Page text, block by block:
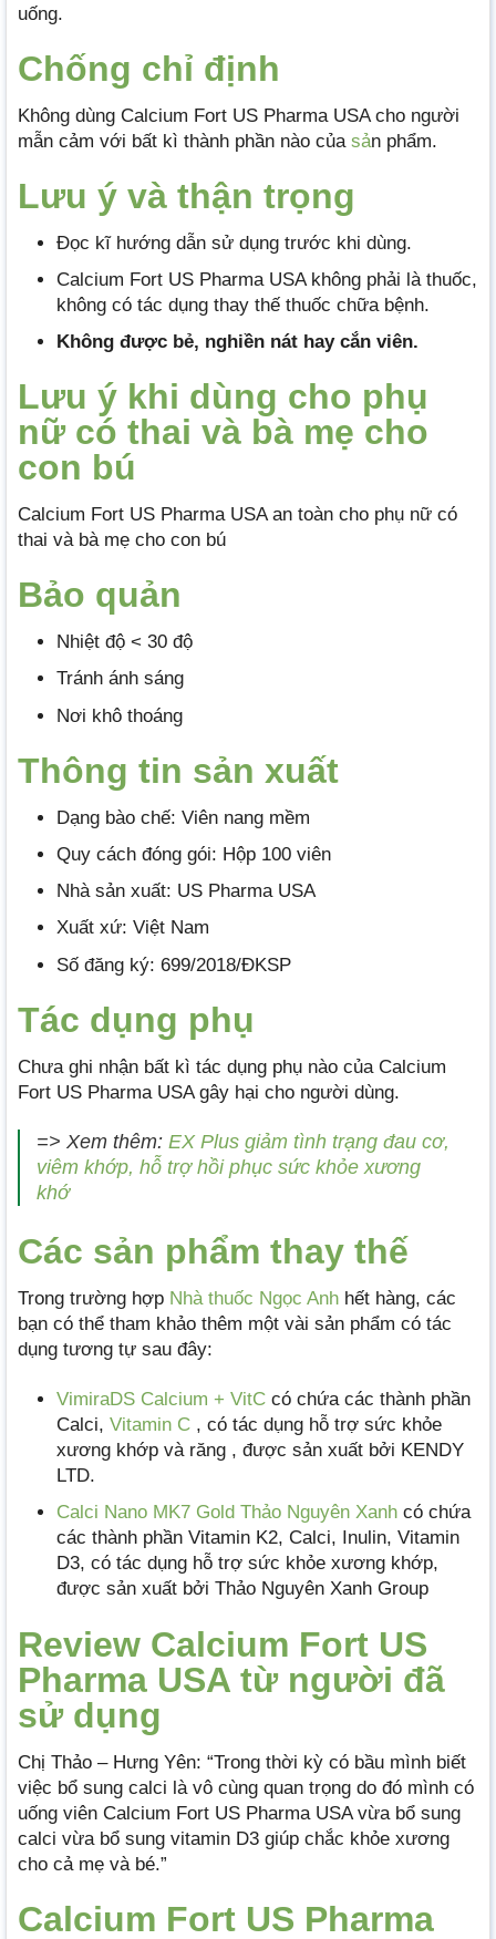
uống.
Chống chỉ định
Không dùng Calcium Fort US Pharma USA cho người
mẫn cảm với bất kì thành phần nào của sản phẩm.
Lưu ý và thận trọng
Đọc kĩ hướng dẫn sử dụng trước khi dùng.
Calcium Fort US Pharma USA không phải là thuốc,
không có tác dụng thay thế thuốc chữa bệnh.
Không được bẻ, nghiền nát hay cắn viên.
Lưu ý khi dùng cho phụ
nữ có thai và bà mẹ cho
con bú
Calcium Fort US Pharma USA an toàn cho phụ nữ có
thai và bà mẹ cho con bú
Bảo quản
Nhiệt độ < 30 độ
Tránh ánh sáng
Nơi khô thoáng
Thông tin sản xuất
Dạng bào chế: Viên nang mềm
Quy cách đóng gói: Hộp 100 viên
Nhà sản xuất: US Pharma USA
Xuất xứ: Việt Nam
Số đăng ký: 699/2018/ĐKSP
Tác dụng phụ
Chưa ghi nhận bất kì tác dụng phụ nào của Calcium
Fort US Pharma USA gây hại cho người dùng.
=> Xem thêm: EX Plus giảm tình trạng đau cơ,
viêm khớp, hỗ trợ hồi phục sức khỏe xương
khớ
Các sản phẩm thay thế
Trong trường hợp Nhà thuốc Ngọc Anh hết hàng, các
bạn có thể tham khảo thêm một vài sản phẩm có tác
dụng tương tự sau đây:
VimiraDS Calcium + VitC có chứa các thành phần
Calci, Vitamin C , có tác dụng hỗ trợ sức khỏe
xương khớp và răng , được sản xuất bởi KENDY
LTD.
Calci Nano MK7 Gold Thảo Nguyên Xanh có chứa
các thành phần Vitamin K2, Calci, Inulin, Vitamin
D3, có tác dụng hỗ trợ sức khỏe xương khớp,
được sản xuất bởi Thảo Nguyên Xanh Group
Review Calcium Fort US
Pharma USA từ người đã
sử dụng
Chị Thảo – Hưng Yên: “Trong thời kỳ có bầu mình biết
việc bổ sung calci là vô cùng quan trọng do đó mình có
uống viên Calcium Fort US Pharma USA vừa bổ sung
calci vừa bổ sung vitamin D3 giúp chắc khỏe xương
cho cả mẹ và bé.”
Calcium Fort US Pharma